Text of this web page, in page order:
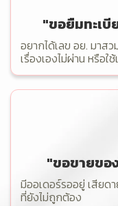
"ขอยืมทะเบี
อยากได้เลข อย. มาสว
เรื่องเองไม่ผ่าน หรือใช้
"ขอขายขอ
มีออเดอร์รออยู่ เสียด
ที่ยังไม่ถูกต้อง